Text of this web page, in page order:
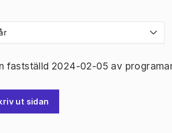
fastställd 2024-02-05 av
ut sidan